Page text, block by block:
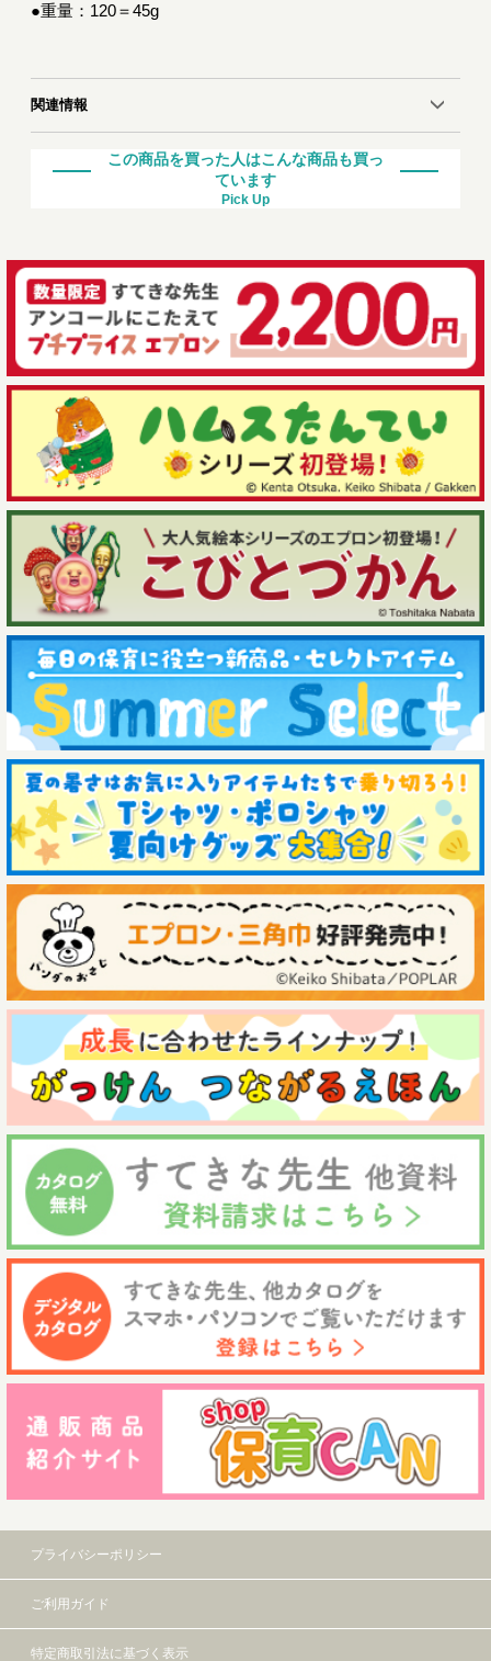
●重量：120＝45g
関連情報
この商品を買った人はこんな商品も買っ
ています
Pick Up
プライバシーポリシー
ご利用ガイド
特定商取引法に基づく表示